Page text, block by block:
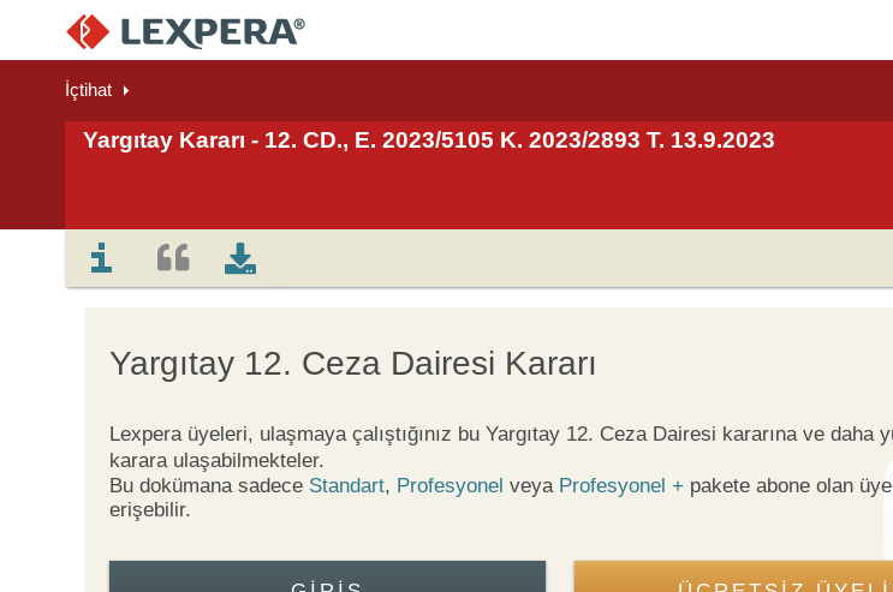
İçtihat
Yargıtay Kararı - 12. CD., E. 2023/5105 K. 2023/2893 T. 13.9.2023
Yargıtay 12. Ceza Dairesi Kararı
Lexpera üyeleri, ulaşmaya çalıştığınız bu Yargıtay 12. Ceza Dairesi kararına ve daha
karara ulaşabilmekteler.
Bu dokümana sadece Standart, Profesyonel veya Profesyonel + pakete abone olan
erişebilir.